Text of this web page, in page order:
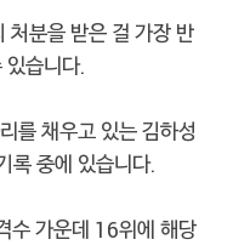
처분을 받은 걸 가장 반
습니다.
를 채우고 있는 김하성
록 중에 있습니다.
가운데 16위에 해당